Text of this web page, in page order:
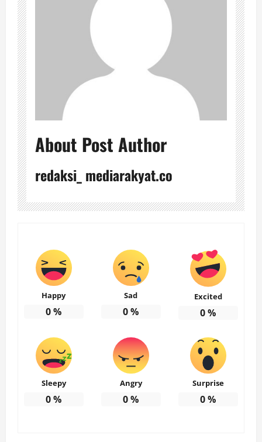
About Post Author
redaksi_ mediarakyat.co
Happy
0%
Sad
0%
Excited
0%
Sleepy
0%
Angry
0%
Surprise
0%